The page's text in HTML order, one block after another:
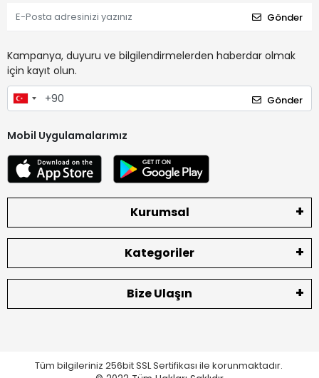
Gönder
Kampanya, duyuru ve bilgilendirmelerden haberdar olmak
için kayıt olun.
Gönder
Mobil Uygulamalarımız
Kurumsal
Kategoriler
Bize Ulaşın
Tüm bilgileriniz 256bit SSL Sertifikası ile korunmaktadır.